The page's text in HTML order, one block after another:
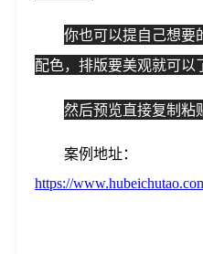
你也可以提自己想要
配色，排版要美观就可以
然后预览直接复制粘
案例地址：
https://